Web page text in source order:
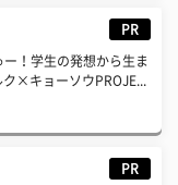
PR
！学生の発想から生ま
×キョーソウPROJE...
PR